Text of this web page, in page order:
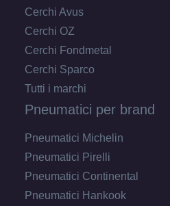
Cerchi Avus
Cerchi OZ
Cerchi Fondmetal
Cerchi Sparco
Tutti i marchi
Pneumatici per brand
Pneumatici Michelin
Pneumatici Pirelli
Pneumatici Continental
Pneumatici Hankook